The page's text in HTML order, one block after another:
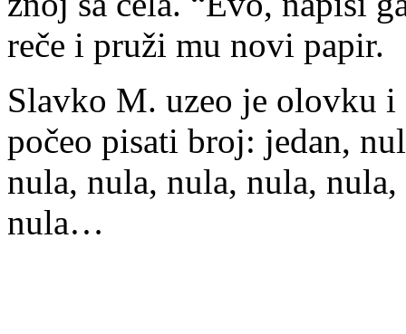
reče i pruži mu novi papir.
Slavko M. uzeo je olovku i
počeo pisati broj: jedan,
nula, nula, nula, nula,
nula…